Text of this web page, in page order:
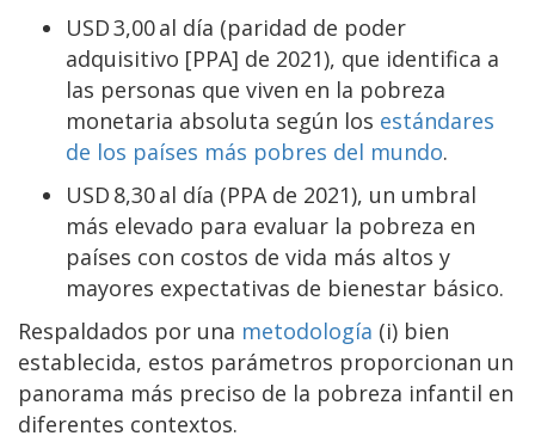
USD 3,00 al día (paridad de poder
adquisitivo [PPA] de 2021), que identifica a
las personas que viven en la pobreza
monetaria absoluta según los estándares
de los países más pobres del mundo.
USD 8,30 al día (PPA de 2021), un umbral
más elevado para evaluar la pobreza en
países con costos de vida más altos y
mayores expectativas de bienestar básico.
Respaldados por una metodología (i) bien
establecida, estos parámetros proporcionan un
panorama más preciso de la pobreza infantil en
diferentes contextos.